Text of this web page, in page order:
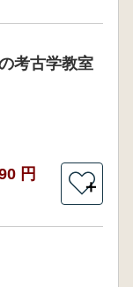
考古学教室
円
＋